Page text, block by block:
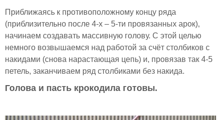
Приближаясь к противоположному концу ряда
(приблизительно после 4-х – 5-ти провязанных арок),
начинаем создавать массивную голову. С этой целью
немного возвышаемся над работой за счёт столбиков с
накидами (снова нарастающая цепь) и, провязав так 4-5
петель, заканчиваем ряд столбиками без накида.
Голова и пасть крокодила готовы.